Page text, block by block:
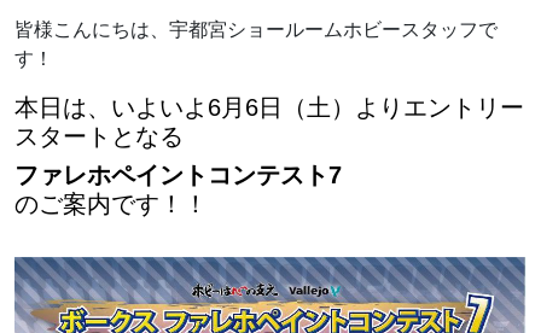
皆様こんにちは、宇都宮ショールームホビースタッフで
す！
本日は、いよいよ6月6日（土）よりエントリー
スタートとなる
ファレホペイントコンテスト7
のご案内です！！